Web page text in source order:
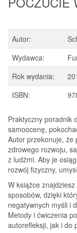
Autor:
Wydawca:
Rok wydania:
ISBN:
Praktyczny poradnik
samoocenę,
Autor przekonuje, że
zdrowego rozwoju,
z ludźmi. Aby je
rozwój fizyczny,
W książce
sposobów, dzięki
negatywnych myśli i
Metody i ćwiczenia
autorefleksji, jak i do